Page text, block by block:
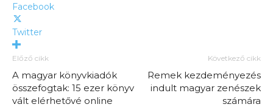
Facebook
Twitter
Előző cikk
A magyar könyvkiadók
összefogtak: 15 ezer könyv
vált elérhetővé online
Következő cikk
Remek kezdeményezés
indult magyar zenészek
számára